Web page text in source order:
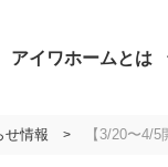
アイワホームとは
せ情報 > 【3/20〜4/